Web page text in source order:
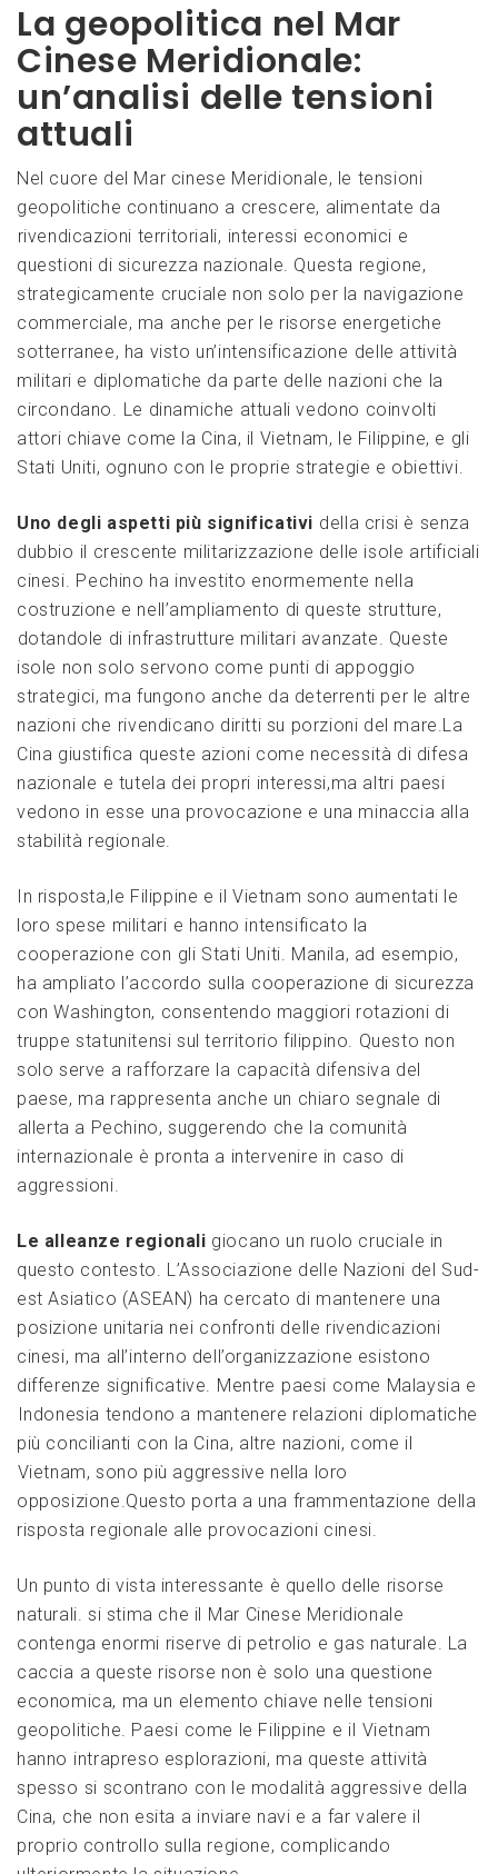
La ⁣geopolitica nel Mar
Cinese Meridionale:
un’analisi delle tensioni
attuali
Nel cuore ‍del Mar cinese ​Meridionale, le tensioni
geopolitiche continuano a crescere, alimentate ​da
⁤rivendicazioni territoriali,⁢ interessi economici e
questioni ‌di sicurezza nazionale. Questa ​regione,
strategicamente cruciale non solo per la navigazione
commerciale, ma ⁢anche per le risorse energetiche
sotterranee, ha​ visto un’intensificazione ⁢delle attività
militari e ​diplomatiche‍ da parte​ delle nazioni che la
circondano. ⁢Le dinamiche attuali vedono coinvolti
attori chiave come la Cina, il ‍Vietnam, le Filippine, e gli
Stati Uniti, ognuno con le proprie strategie e obiettivi.
Uno degli aspetti più significativi ⁤della crisi è senza
dubbio⁤ il crescente militarizzazione delle isole artificiali
cinesi. ⁤Pechino ha‌ investito enormemente nella
costruzione e nell’ampliamento di queste strutture,
⁤dotandole di infrastrutture militari avanzate. Queste‌
isole non solo servono come⁢ punti di appoggio
strategici, ma fungono ⁣anche da‌ deterrenti per le altre
nazioni che⁤ rivendicano diritti su porzioni del mare.La
Cina ‌giustifica queste azioni come necessità di difesa
nazionale ⁣e tutela dei propri interessi,ma ‍altri⁢ paesi
vedono in ⁤esse una provocazione e una minaccia alla
stabilità regionale.
In risposta,le Filippine e il Vietnam sono aumentati⁣ le ​
loro spese militari⁤ e hanno intensificato la
cooperazione con⁤ gli Stati Uniti. Manila, ad esempio,
ha‍ ampliato l’accordo⁤ sulla⁢ cooperazione di sicurezza
con Washington, consentendo maggiori rotazioni di
truppe statunitensi sul territorio filippino. Questo non
solo serve a rafforzare la ⁤capacità difensiva del⁢
paese, ma rappresenta anche un chiaro segnale di
⁣allerta‌ a Pechino, suggerendo che la comunità
internazionale è pronta a intervenire in caso di
‌aggressioni.
Le​ alleanze regionali giocano un ruolo cruciale in
questo contesto. L’Associazione delle Nazioni ‌del Sud-
est Asiatico (ASEAN) ha cercato di mantenere una
posizione unitaria nei⁣ confronti delle rivendicazioni
cinesi, ma all’interno dell’organizzazione ​esistono
differenze significative. ⁤Mentre ⁤paesi come Malaysia e
⁢Indonesia tendono a ⁢mantenere relazioni ⁤diplomatiche⁣
più concilianti⁣ con la Cina, ​altre nazioni, come il
⁢Vietnam, sono più aggressive nella loro
opposizione.Questo porta a una frammentazione della
risposta regionale alle‌ provocazioni cinesi.
Un punto di vista interessante è ‌quello delle risorse
naturali. si‌ stima che il ⁤Mar Cinese Meridionale
contenga enormi riserve di petrolio⁢ e gas naturale. La⁢
caccia ⁣a queste‌ risorse non è solo‍ una questione
economica, ma un ⁣elemento chiave‍ nelle tensioni
geopolitiche. Paesi⁣ come le Filippine ⁢e il⁤ Vietnam
hanno⁤ intrapreso esplorazioni, ma queste attività
spesso ⁣si scontrano con le modalità aggressive della
Cina,⁢ che non ‌esita a⁢ inviare navi e a far‌ valere il
proprio controllo sulla regione, complicando